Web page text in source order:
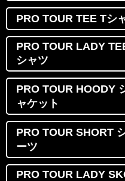
PRO TOUR TEE Tシ
PRO TOUR LADY
シャツ
PRO TOUR HOODY
ャケット
PRO TOUR SHORT
ーツ
PRO TOUR LADY